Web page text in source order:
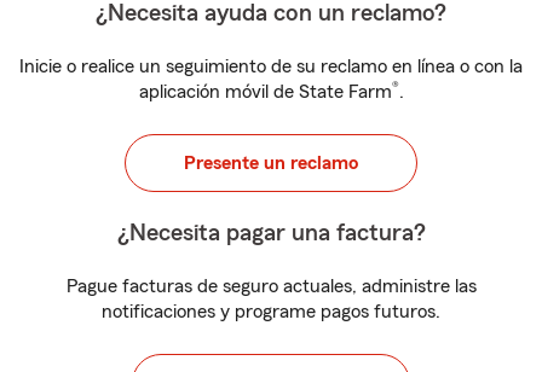
¿Necesita ayuda con un reclamo?
Inicie o realice un seguimiento de su reclamo en línea o con la
aplicación móvil de State Farm®.
Presente un reclamo
¿Necesita pagar una factura?
Pague facturas de seguro actuales, administre las
notificaciones y programe pagos futuros.